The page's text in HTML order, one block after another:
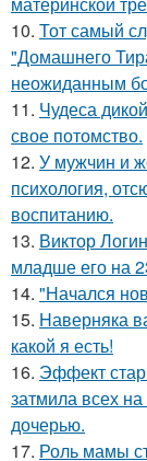
10. Тот самый
"Домашнего
неожиданным
11. Чудеса
свое потомство.
12. У мужчин и
психология,
воспитанию.
13. Виктор
младше его на
14. "Начался
15. Hаверняка
какой я есть!
16. Эффект
затмила всех
дочерью.
17. Роль мамы